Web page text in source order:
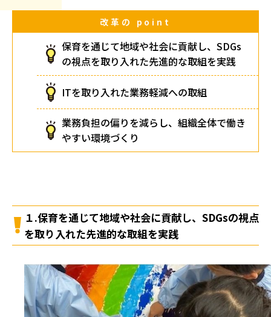
改革の point
保育を通じて地域や社会に貢献し、SDGs
の視点を取り入れた先進的な取組を実践
ITを取り入れた業務軽減への取組
業務負担の偏りを減らし、組織全体で働き
やすい環境づくり
１.保育を通じて地域や社会に貢献し、SDGsの視点
を取り入れた先進的な取組を実践